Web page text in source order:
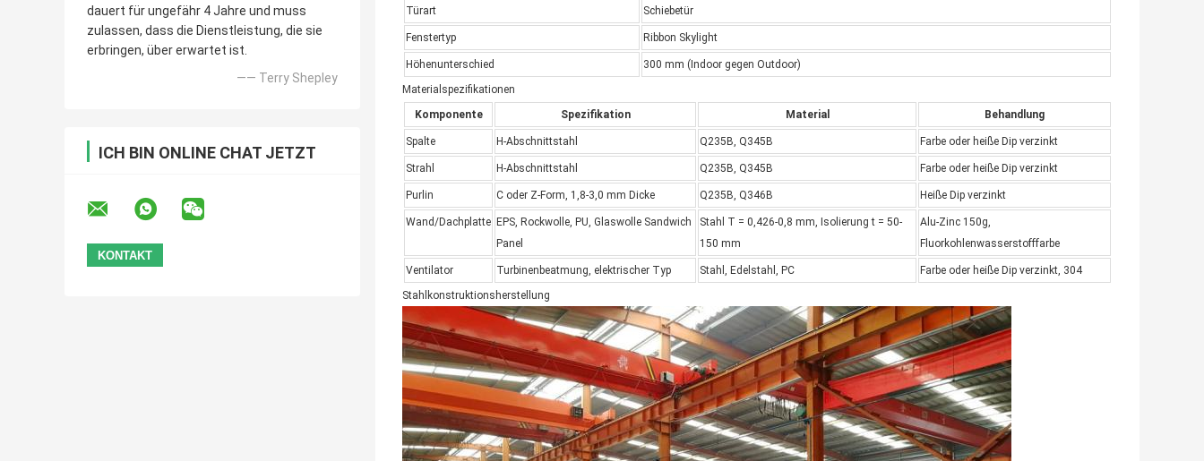
dauert für ungefähr 4 Jahre und muss
zulassen, dass die Dienstleistung, die sie
erbringen, über erwartet ist.
—— Terry Shepley
ICH BIN ONLINE CHAT JETZT
Türart Schiebetür
Fenstertyp Ribbon Skylight
Höhenunterschied
300 mm (Indoor gegen Outdoor)
Materialspezifikationen
Komponente
Spezifikation Material Behandlung
Spalte H-Abschnittstahl Q235B, Q345B Farbe oder heiße Dip verzinkt
Strahl H-Abschnittstahl Q235B, Q345B Farbe oder heiße Dip verzinkt
Purlin C oder Z-Form, 1,8-3,0 mm Dicke Q235B, Q346B Heiße Dip verzinkt
Wand/Dachplatte EPS, Rockwolle, PU, Glaswolle Sandwich
Panel
Stahl T = 0,426-0,8 mm, Isolierung t = 50-
150 mm
Alu-Zinc 150g,
Fluorkohlenwasserstofffarbe
Ventilator Turbinenbeatmung, elektrischer Typ Stahl, Edelstahl, PC
Farbe oder heiße Dip verzinkt, 304
Stahlkonstruktionsherstellung